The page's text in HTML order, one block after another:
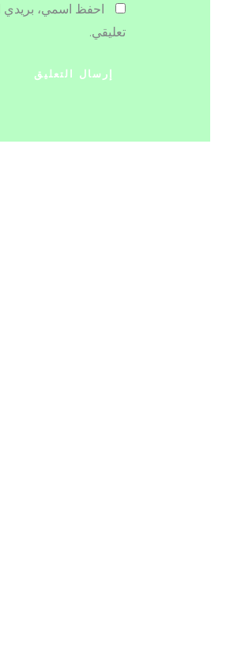
احفظ اسمي، بريدي
تعليقي.